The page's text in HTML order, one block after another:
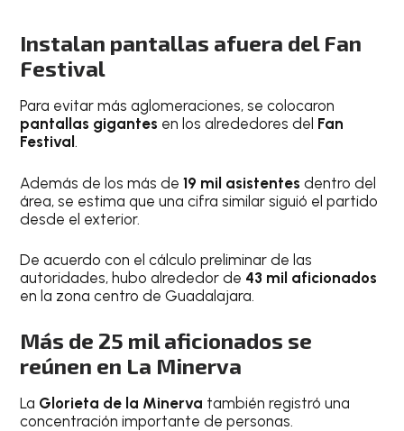
Instalan pantallas afuera del Fan
Festival
Para evitar más aglomeraciones, se colocaron
pantallas gigantes en los alrededores del Fan
Festival.
Además de los más de19 mil asistentes dentro del
área, se estima que una cifra similar siguió el partido
desde el exterior.
De acuerdo con el cálculo preliminar de las
autoridades, hubo alrededor de 43 mil aficionados
en la zona centro de Guadalajara.
Más de 25 mil aficionados se
reúnen en La Minerva
La Glorieta de la Minerva también registró una
concentración importante de personas.